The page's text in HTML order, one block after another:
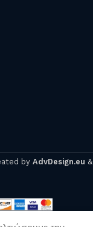
by AdvDesign.eu &
ΠΡΟΣΘΉΚΗ